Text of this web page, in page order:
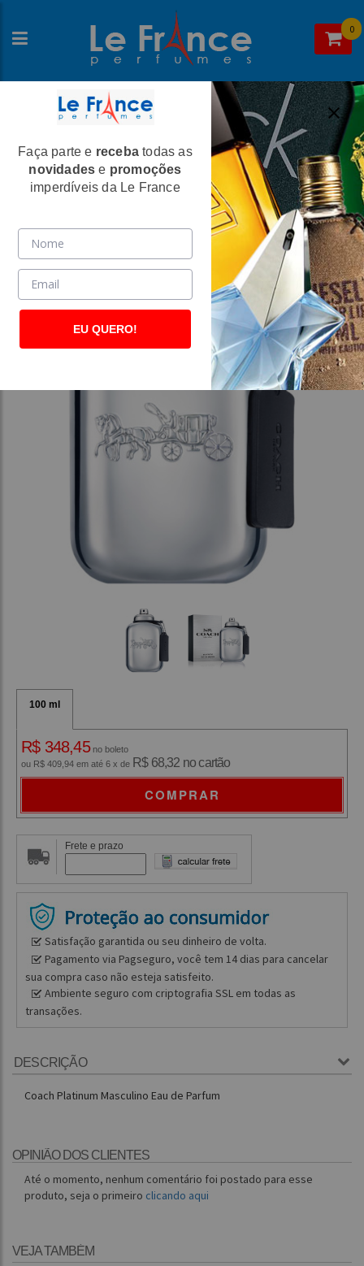
0
Home>Coach >Perfumes Masculino
Coach Platinum Masculino Eau de
Parfum
(2375)
100 ml
R$ 348,45no boleto
ou R$ 409,94 em até 6 x de R$ 68,32 no cartão
COMPRAR
Frete e prazo
Satisfação garantida ou seu dinheiro de volta.
Pagamento via Pagseguro, você tem 14 dias para cancelar
sua compra caso não esteja satisfeito.
Ambiente seguro com criptografia SSL em todas as
transações.
DESCRIÇÃO
Coach Platinum Masculino Eau de Parfum
OPINIÃO DOS CLIENTES
Até o momento, nenhum comentário foi postado para esse
produto, seja o primeiro clicando aqui
VEJA TAMBÉM
Faça parte e receba todas as
novidades e promoções
imperdíveis da Le France
EU QUERO!